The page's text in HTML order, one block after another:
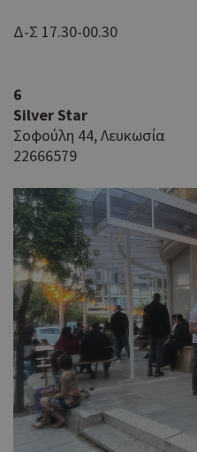
Δ-Σ 17.30-00.30
6
Silver Star
Σοφούλη 44, Λευκωσία
22666579